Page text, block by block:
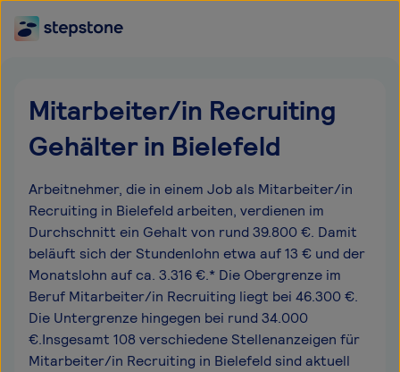
Mitarbeiter/in Recruiting
Gehälter in Bielefeld
Arbeitnehmer, die in einem Job als Mitarbeiter/in
Recruiting in Bielefeld arbeiten, verdienen im
Durchschnitt ein Gehalt von rund 39.800 €. Damit
beläuft sich der Stundenlohn etwa auf 13 € und der
Monatslohn auf ca. 3.316 €.* Die Obergrenze im
Beruf Mitarbeiter/in Recruiting liegt bei 46.300 €.
Die Untergrenze hingegen bei rund 34.000
€.Insgesamt 108 verschiedene Stellenanzeigen für
Mitarbeiter/in Recruiting in Bielefeld sind aktuell